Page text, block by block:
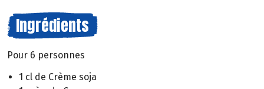
Ingrédients
Pour 6 personnes
1 cl de Crème soja